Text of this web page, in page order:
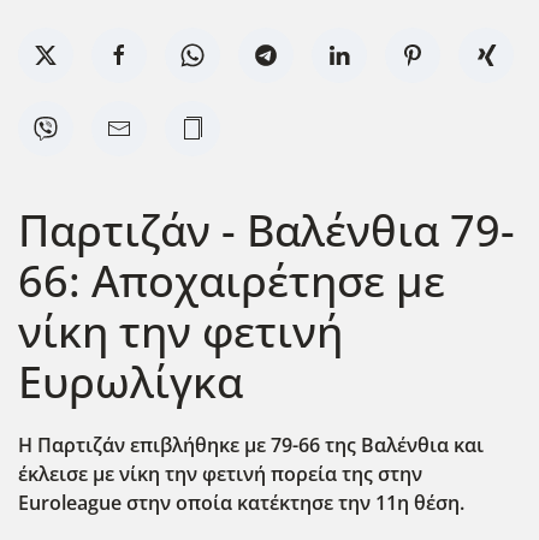
Παρτιζάν - Βαλένθια 79-
66: Αποχαιρέτησε με
νίκη την φετινή
Ευρωλίγκα
Η Παρτιζάν επιβλήθηκε με 79-66 της Βαλένθια και
έκλεισε με νίκη την φετινή πορεία της στην
Euroleague στην οποία κατέκτησε την 11η θέση.